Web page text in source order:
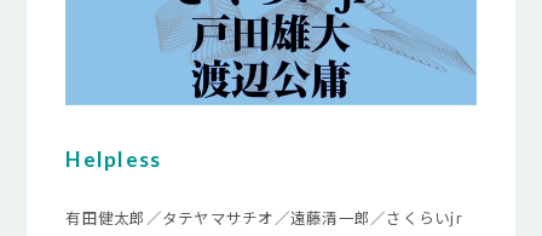
Helpless
有田健太郎／タテヤマサチオ／遠藤清一郎／さくらいjr